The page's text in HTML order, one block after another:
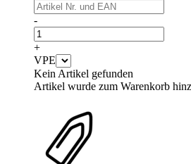
-
+
VPE
Kein Artikel gefunden
Artikel wurde zum Warenkorb